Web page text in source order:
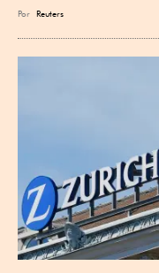
Por Reuters